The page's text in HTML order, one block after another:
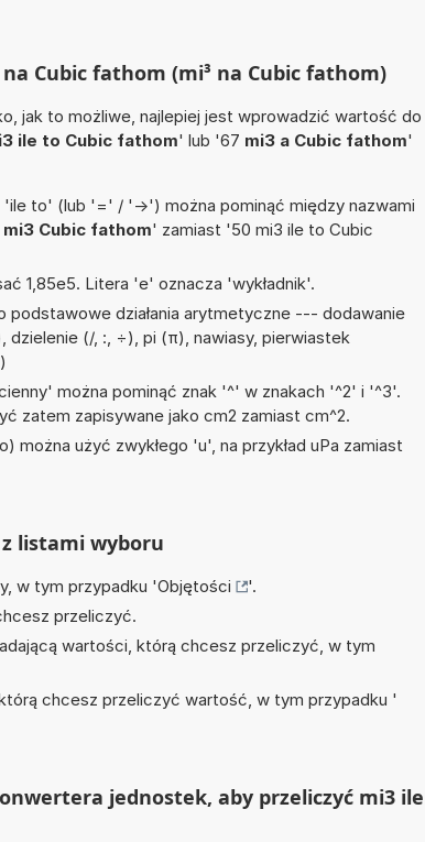
Cubic fathom (mi³ na Cubic fathom)
jak to możliwe, najlepiej jest wprowadzić wartość do
ile to Cubic fathom' lub '67 mi3 a Cubic fathom'
'ile to' (lub '=' / '->') można pominąć między nazwami
mi3 Cubic fathom' zamiast '50 mi3 ile to Cubic
1,85e5. Litera 'e' oznacza 'wykładnik'.
podstawowe działania arytmetyczne --- dodawanie
dzielenie (/, :, ÷), pi (π), nawiasy, pierwiastek
można pominąć znak '^' w znakach '^2' i '^3'.
zatem zapisywane jako cm2 zamiast cm^2.
można użyć zwykłego 'u', na przykład uPa zamiast
listami wyboru
w tym przypadku 'Objętości
'.
przeliczyć.
wartości, którą chcesz przeliczyć, w tym
chcesz przeliczyć wartość, w tym przypadku '
jednostek, aby przeliczyć mi3 ile